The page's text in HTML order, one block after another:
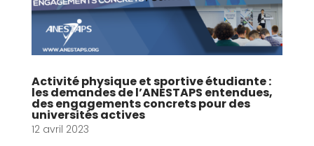
Activité physique et sportive étudiante :
les demandes de l’ANESTAPS entendues,
des engagements concrets pour des
universités actives
12 avril 2023